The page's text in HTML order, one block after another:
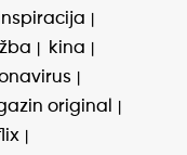
kina
original